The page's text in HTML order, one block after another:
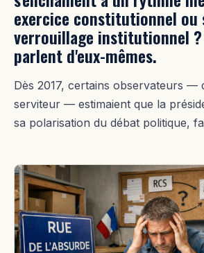
exercice constitutionnel ou
verrouillage institutionnel
parlent d'eux-mêmes.
Dès 2017, certains observateurs —
serviteur — estimaient que la
sa polarisation du débat politique,